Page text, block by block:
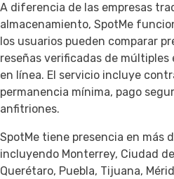
A diferencia de las empresas
almacenamiento, SpotMe
los usuarios pueden comparar
reseñas verificadas de múltiples
en línea. El servicio incluye
permanencia mínima, pago
anfitriones.
SpotMe tiene presencia en más
incluyendo Monterrey, Ciudad
Querétaro, Puebla, Tijuana,